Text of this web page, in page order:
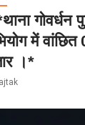
गोवर्धन
में
।*